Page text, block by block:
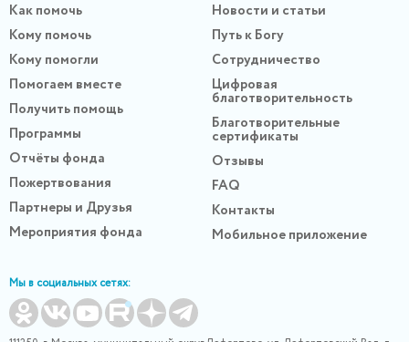
Как помочь
Кому помочь
Кому помогли
Помогаем вместе
Получить помощь
Программы
Отчёты фонда
Пожертвования
Партнеры и Друзья
Мероприятия фонда
Новости и статьи
Путь к Богу
Сотрудничество
Цифровая
благотворительность
Благотворительные
сертификаты
Отзывы
FAQ
Контакты
Мобильное приложение
Мы в социальных сетях: